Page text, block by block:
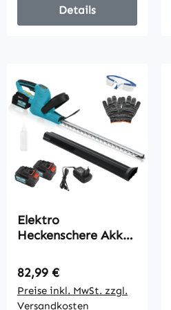
Details
Elektro
Heckenschere Akku
mit 51cm
Schnittlänge Motor,
Akku Blau
Regulärer Preis:
82,99 €
Preise inkl. MwSt. zzgl.
Versandkosten